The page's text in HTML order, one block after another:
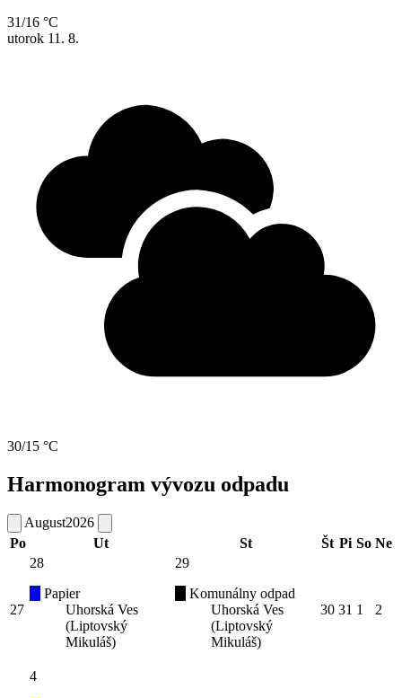
31/16 °C
utorok 11. 8.
30/15 °C
Harmonogram vývozu odpadu
August2026
Po
Ut St Št Pi So Ne
27
28
Papier
Uhorská Ves
(Liptovský
Mikuláš)
29
Komunálny odpad
Uhorská Ves
(Liptovský
Mikuláš)
30 31 1 2
4